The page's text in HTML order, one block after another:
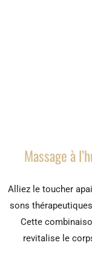
Massage à
Alliez le toucher
sons
Cette
revitalise le